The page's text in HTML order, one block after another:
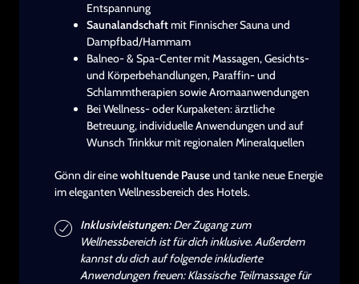
Entspannung
Saunalandschaftmit Finnischer Sauna und
Dampfbad/Hammam
Balneo- & Spa-Center mit Massagen, Gesichts-
und Körperbehandlungen, Paraffin- und
Schlammtherapien sowie Aromaanwendungen
Bei Wellness- oder Kurpaketen: ärztliche
Betreuung, individuelle Anwendungen und auf
Wunsch Trinkkur mit regionalen Mineralquellen
Gönn dir einewohltuende Pauseund tanke neue Energie
im eleganten Wellnessbereich des Hotels.
Inklusivleistungen:Der Zugang zum
Wellnessbereich ist für dich inklusive. Außerdem
kannst du dich auf folgende inkludierte
Anwendungen freuen: Klassische Teilmassage für